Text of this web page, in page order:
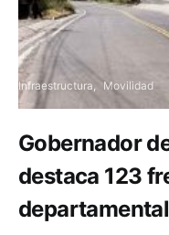
Infraestructura Movilidad
Gobernador
destaca 123